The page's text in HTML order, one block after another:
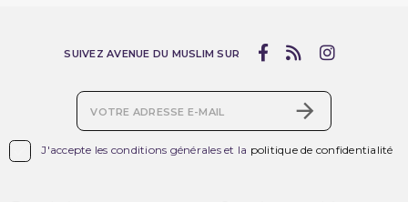
J'accepte les conditions générales et la politique de confidentialité
SUIVEZ AVENUE DU MUSLIM SUR